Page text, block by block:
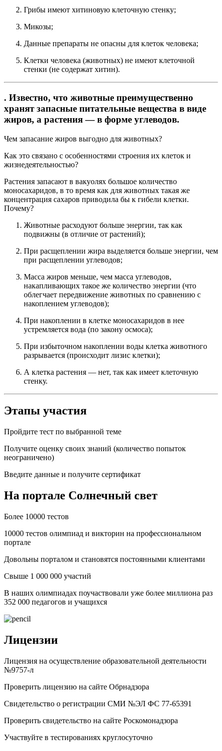
Грибы имеют хитиновую клеточную стенку;
Микозы;
Данные препараты не опасны для клеток человека;
Клетки человека (животных) не имеют клеточной
стенки (не содержат хитин).
. Известно, что животные преимущественно
хранят запасные питательные вещества в виде
жиров, а растения — в форме углеводов.
Чем запасание жиров выгодно для животных?
Как это связано с особенностями строения их клеток и
жизнедеятельностью?
Растения запасают в вакуолях большое количество
моносахаридов, в то время как для животных такая же
концентрация сахаров приводила бы к гибели клетки.
Почему?
Животные расходуют больше энергии, так как
подвижны (в отличие от растений);
При расщеплении жира выделяется больше энергии, чем
при расщеплении углеводов;
Масса жиров меньше, чем масса углеводов,
накапливающих такое же количество энергии (что
облегчает передвижение животных по сравнению с
накоплением углеводов);
При накоплении в клетке моносахаридов в нее
устремляется вода (по закону осмоса);
При избыточном накоплении воды клетка животного
разрывается (происходит лизис клетки);
А клетка растения — нет, так как имеет клеточную
стенку.
Этапы участия
Пройдите тест по выбранной теме
Получите оценку своих знаний (количество попыток
неограничено)
Введите данные и получите сертификат
На портале Солнечный свет
Более 10000 тестов
10000 тестов олимпиад и викторин на профессиональном
портале
Довольны порталом и становятся постоянными клиентами
Свыше 1 000 000 участий
В наших олимпиадах поучаствовали уже более миллиона раз
352 000 педагогов и учащихся
Лицензии
Лицензия на осуществление образовательной деятельности
№9757-л
Проверить лицензию на сайте Обрнадзора
Свидетельство о регистрации СМИ №ЭЛ ФС 77-65391
Проверить свидетельство на сайте Роскомонадзора
Участвуйте в тестированиях круглосуточно